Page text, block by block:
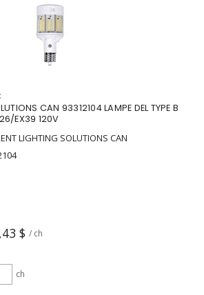
CAN 93312104 LAMPE DEL TYPE B
EX39 120V
LIGHTING SOLUTIONS CAN
$ / ch
ch